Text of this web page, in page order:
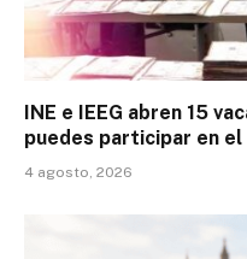
INE e IEEG abren 15
puedes participar en el
4 agosto, 2026